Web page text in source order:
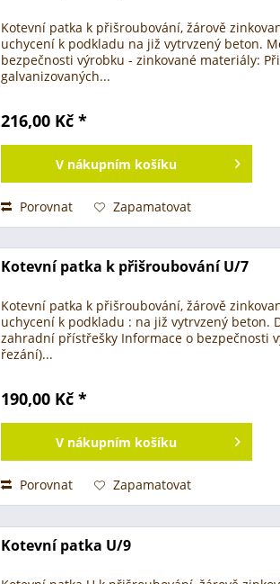
Kotevní patka k přišroubování, žárově
uchycení k podkladu na již vytrvzený beton.
bezpečnosti výrobku - zinkované materiály:
galvanizovaných...
216,00 Kč *
V nákupním košíku
Porovnat Zapamatovat
Kotevní patka k přišroubování U/7
Kotevní patka k přišroubování, žárově
uchycení k podkladu : na již vytrvzený beton.
zahradní přístřešky Informace o bezpečnosti
řezání)...
190,00 Kč *
V nákupním košíku
Porovnat Zapamatovat
Kotevní patka U/9